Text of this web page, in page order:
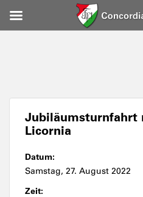
Jubiläumsturnfahrt
Licornia
Datum:
Samstag, 27. August 2022
Zeit: